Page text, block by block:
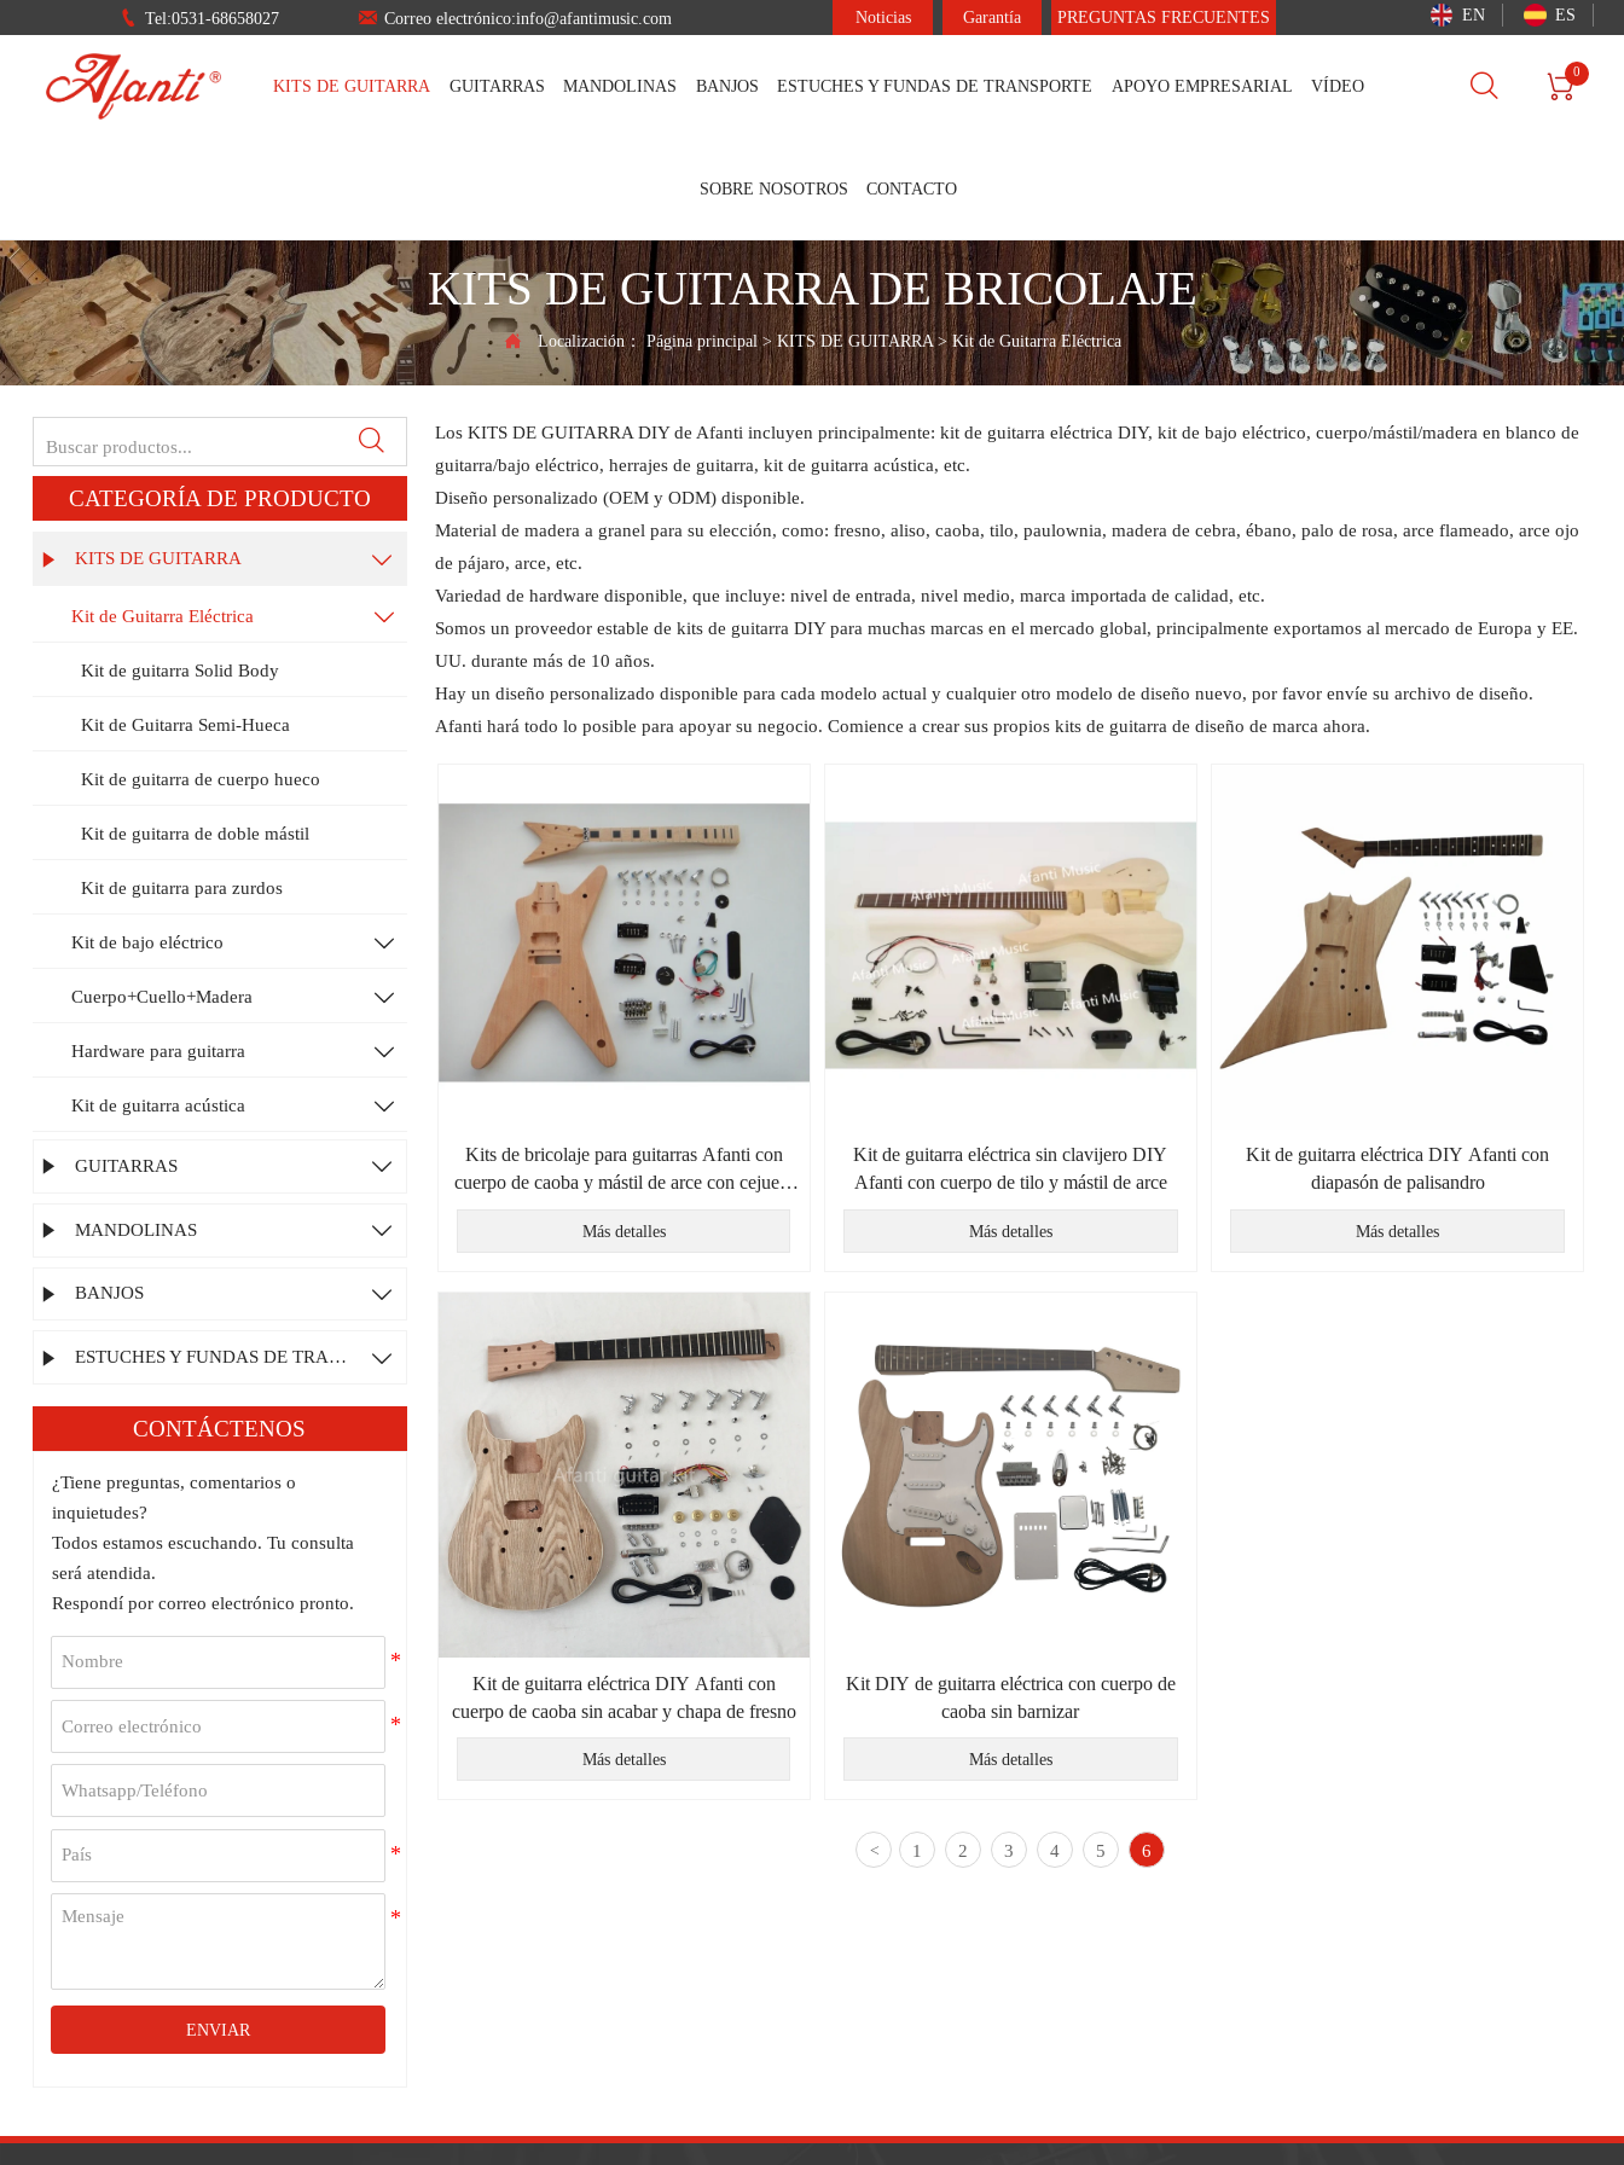
 Tel:0531-68658027  Correo electrónico:info@afantimusic.com Noticias Garantía PREGUNTAS FRECUENTES EN ES
KITS DE GUITARRA GUITARRAS MANDOLINAS BANJOS ESTUCHES Y FUNDAS DE TRANSPORTE APOYO EMPRESARIAL VÍDEO
SOBRE NOSOTROS CONTACTO
 
0
KITS DE GUITARRA DE BRICOLAJE
 Localización：Página principal>KITS DE GUITARRA>Kit de Guitarra Eléctrica

CATEGORÍA DE PRODUCTO
 KITS DE GUITARRA 
Kit de Guitarra Eléctrica 
Kit de guitarra Solid Body
Kit de Guitarra Semi-Hueca
Kit de guitarra de cuerpo hueco
Kit de guitarra de doble mástil
Kit de guitarra para zurdos
Kit de bajo eléctrico 
Cuerpo+Cuello+Madera 
Hardware para guitarra 
Kit de guitarra acústica 
 GUITARRAS 
 MANDOLINAS 
 BANJOS 
 ESTUCHES Y FUNDAS DE TRANSPORTE 
CONTÁCTENOS
¿Tiene preguntas, comentarios o
inquietudes?
Todos estamos escuchando. Tu consulta
será atendida.
Respondí por correo electrónico pronto.
ENVIAR
Los KITS DE GUITARRA DIY de Afanti incluyen principalmente: kit de guitarra eléctrica DIY, kit de bajo eléctrico, cuerpo/mástil/madera en blanco de
guitarra/bajo eléctrico, herrajes de guitarra, kit de guitarra acústica, etc.
Diseño personalizado (OEM y ODM) disponible.
Material de madera a granel para su elección, como: fresno, aliso, caoba, tilo, paulownia, madera de cebra, ébano, palo de rosa, arce flameado, arce ojo
de pájaro, arce, etc.
Variedad de hardware disponible, que incluye: nivel de entrada, nivel medio, marca importada de calidad, etc.
Somos un proveedor estable de kits de guitarra DIY para muchas marcas en el mercado global, principalmente exportamos al mercado de Europa y EE.
UU. durante más de 10 años.
Hay un diseño personalizado disponible para cada modelo actual y cualquier otro modelo de diseño nuevo, por favor envíe su archivo de diseño.
Afanti hará todo lo posible para apoyar su negocio. Comience a crear sus propios kits de guitarra de diseño de marca ahora.
Kits de bricolaje para guitarras Afanti con
cuerpo de caoba y mástil de arce con cejuela
de bloqueo
Más detalles
Kit de guitarra eléctrica sin clavijero DIY
Afanti con cuerpo de tilo y mástil de arce
Más detalles
Kit de guitarra eléctrica DIY Afanti con
diapasón de palisandro
Más detalles
Kit de guitarra eléctrica DIY Afanti con
cuerpo de caoba sin acabar y chapa de fresno
Más detalles
Kit DIY de guitarra eléctrica con cuerpo de
caoba sin barnizar
Más detalles
< 1 2 3 4 5 6